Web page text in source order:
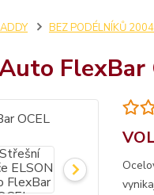
BEZ PODÉLNÍKŮ
FlexBar